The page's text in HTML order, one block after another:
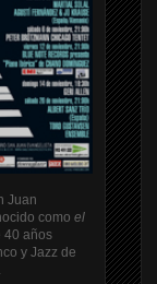
Juan
como el
40 años
y Jazz de